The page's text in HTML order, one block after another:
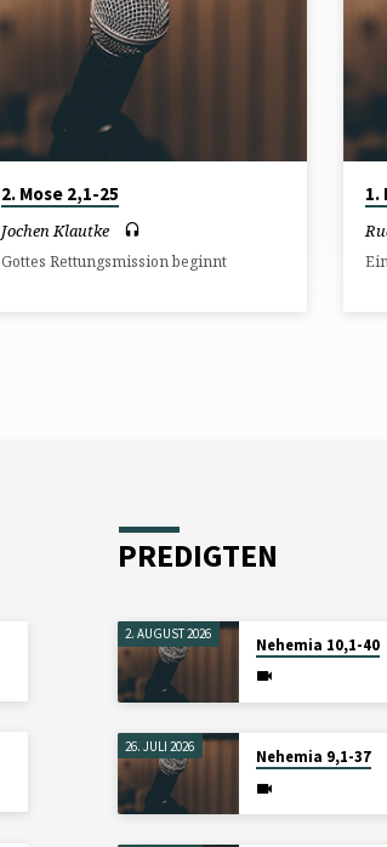
2. Mose 2,1-25
Jochen Klautke
Gottes Rettungsmission beginnt
1.
PREDIGTEN
2. AUGUST 2026
Nehemia 10,1-40
26. JULI 2026
Nehemia 9,1-37